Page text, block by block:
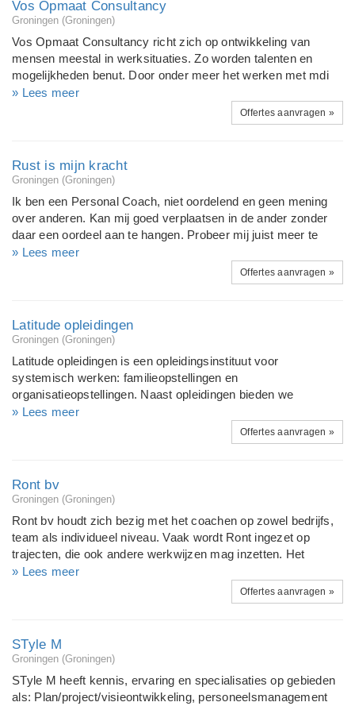
effectief! Dus; meer klanten, meer omzet, meer resultaat en
Vos Opmaat Consultancy
Groningen (Groningen)
Vos Opmaat Consultancy richt zich op ontwikkeling van
mensen meestal in werksituaties. Zo worden talenten en
mogelijkheden benut. Door onder meer het werken met mdi
profielen (www.mdi.nl) ontstaat er inzicht en komt er meer
zelfvertrouwen. We zijn een enthousiast team met
verschillende specialisaties (psychologen,
netwerk. Onze dienstverlening wordt door zowel clienten als
opdrachtgevers met ruim een 8 gewaardeerd. Een eerste
» Lees meer
Offertes aanvragen »
Rust is mijn kracht
Groningen (Groningen)
Ik ben een Personal Coach, niet oordelend en geen mening
over anderen. Kan mij goed verplaatsen in de ander zonder
daar een oordeel aan te hangen. Probeer mij juist meer te
verplaatsen in de anderen hoe het komt dat een bepaalt
gedrag wordt vertoond. Ik coach mensen één op één die
rondlopen met spanningen in hun privéleven of op hun werk,
komen met een gecombineerd programma, maak ik hun vrij
van spanning of haal ik hun eruit of los te komen om
» Lees meer
Offertes aanvragen »
Latitude opleidingen
Groningen (Groningen)
Latitude opleidingen is een opleidingsinstituut voor
systemisch werken: familieopstellingen en
organisatieopstellingen. Naast opleidingen bieden we
workshops, trainingen, organisatieadvies en coaching aan;
gebaseerd op systemisch werken. De kracht van dit werk, de
helderheid, de diepgang en de oneindige mogelijkheden bij
stimuleren. Ons uitgangspunt is dat systemisch werken van
en voor iedereen is. Iedereen is bij ons welkom met zijn of
» Lees meer
Offertes aanvragen »
Ront bv
Groningen (Groningen)
Ront bv houdt zich bezig met het coachen op zowel bedrijfs,
team als individueel niveau. Vaak wordt Ront ingezet op
trajecten, die ook andere werkwijzen mag inzetten. Het
resultaat levert daarmee langdurend resultaat. Ront maakt
gebruik van TA. NLP Gestalt, maar ook acteren, en telkens
geheel nieuwe op maat gemaakte opzetten. Zowel incorporate
arbeidsplaatsen zijn meer dan welkom. Veiligheid en
autonomie staan voorop!
» Lees meer
Offertes aanvragen »
STyle M
Groningen (Groningen)
STyle M heeft kennis, ervaring en specialisaties op gebieden
als: Plan/project/visieontwikkeling, personeelsmanagement